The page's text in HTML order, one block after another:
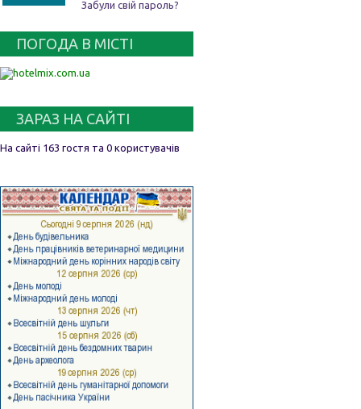
Забули свій пароль?
ПОГОДА В МІСТІ
ЗАРАЗ НА САЙТІ
На сайті 163 гостя та 0 користувачів